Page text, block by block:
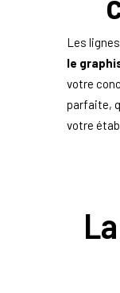
Les
le
votre
parfaite,
votre